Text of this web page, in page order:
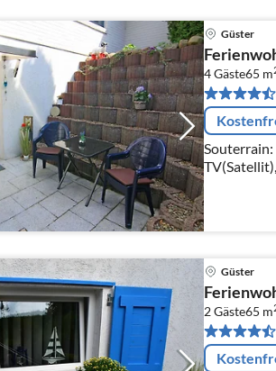
Güster
4 Gäste65 m
Souterrain:
Ceranfeld)
Güster
2 Gäste65 m